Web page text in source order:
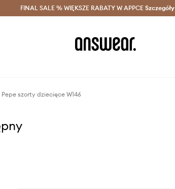
z Answear Club > Dostawa nawet w 24h >
FINAL SALE % WIĘKSZE RABATY W APPCE Szczegóły
szorty dziecięce W146